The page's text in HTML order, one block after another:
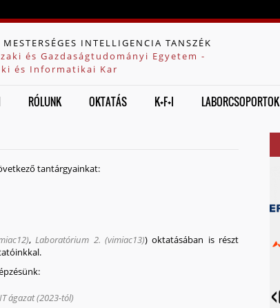
INTELLIGENCIA TANSZÉK
és Gazdaságtudományi Egyetem -
és Informatikai Kar
RÓLUNK OKTATÁS K+F+I LABORCSOPORTOK
tantárgyainkat:
,Laboratórium 2. (vimiac13)) oktatásában is részt
ágazat (2023-tól)